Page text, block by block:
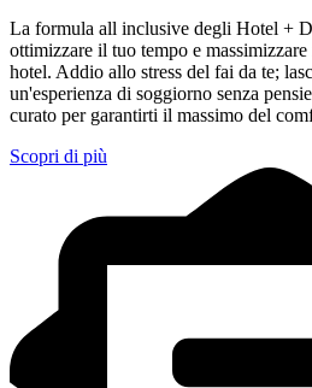
La formula all inclusive degli Hotel +
ottimizzare il tuo tempo e
hotel. Addio allo stress del fai da te;
un'esperienza di soggiorno senza
curato per garantirti il massimo del
Scopri di più